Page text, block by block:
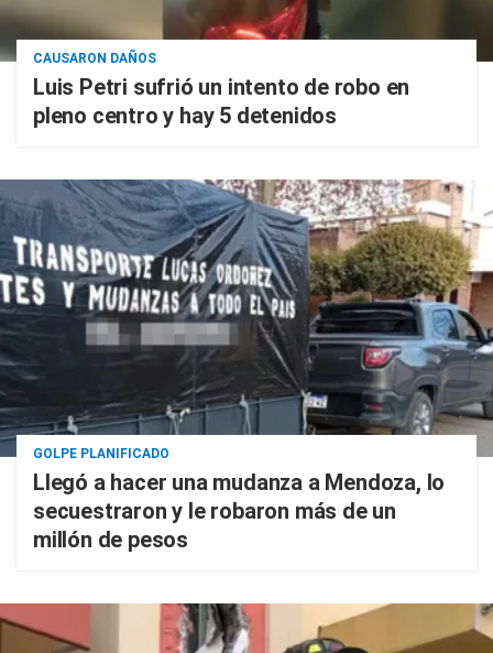
CAUSARON DAÑOS
Luis Petri sufrió un intento de robo en
pleno centro y hay 5 detenidos
GOLPE PLANIFICADO
Llegó a hacer una mudanza a Mendoza, lo
secuestraron y le robaron más de un
millón de pesos